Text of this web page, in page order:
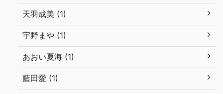
天羽成美 (1)
宇野まや (1)
あおい夏海 (1)
藍田愛 (1)